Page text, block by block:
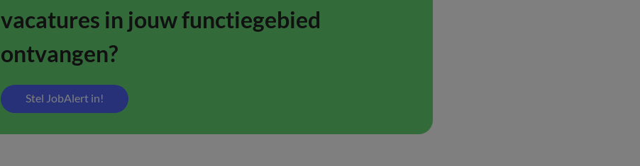
vacatures in jouw functiegebied
ontvangen?
Stel JobAlert in!